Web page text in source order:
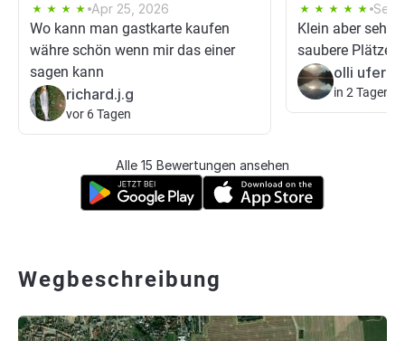
Apr 25, 2026
Wo kann man gastkarte kaufen
währe schön wenn mir das einer
sagen kann
richard.j.g
vor 6 Tagen
Sep
Klein aber sehr
saubere Plätze.
olli
in 2 Tagen
Alle 15 Bewertungen ansehen
Wegbeschreibung